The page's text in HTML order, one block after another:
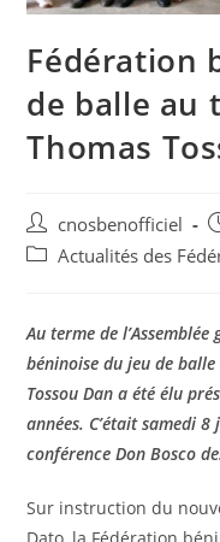
Fédération
de balle au
Thomas
cnosbenofficiel
Actualités des
Au terme de
béninoise du jeu de
Tossou Dan a été élu
années. C’était samedi
conférence Don Bosco
Sur instruction du